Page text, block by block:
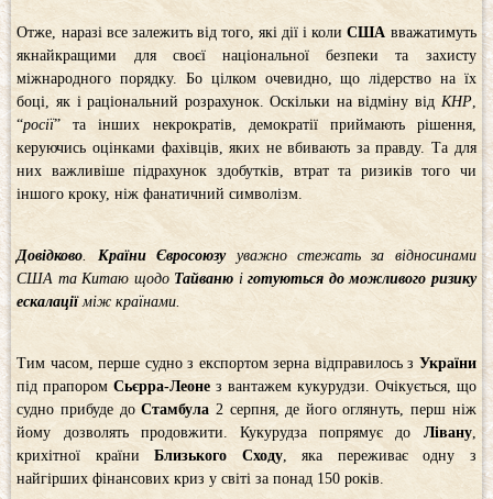
Отже, наразі все залежить від того, які дії і колиСША вважатимуть
якнайкращими для своєї національної безпеки та захисту
міжнародного порядку. Бо цілком очевидно, що лідерство на їх
боці, як і раціональний розрахунок. Оскільки на відміну від КНР,
“росії” та інших некрократів, демократії приймають рішення,
керуючись оцінками фахівців, яких не вбивають за правду. Та для
них важливіше підрахунок здобутків, втрат та ризиків того чи
іншого кроку, ніж фанатичний символізм.
Довідково Країни Євросоюзу уважно стежать за відносинами
США та Китаю щодо Тайваню іготуються до можливого ризику
ескалації між країнами.
Тим часом, перше судно з експортом зерна відправилось з України
під прапоромСьєрра-Леонез вантажем кукурудзи. Очікується, що
судно прибуде доСтамбула 2 серпня, де його оглянуть, перш ніж
йому дозволять продовжити. Кукурудза попрямує до Лівану,
крихітної країниБлизького Сходу, яка переживає одну з
найгірших фінансових криз у світі за понад 150 років.